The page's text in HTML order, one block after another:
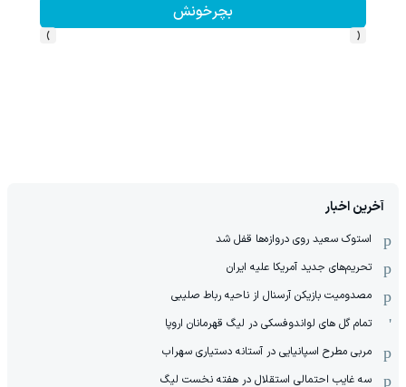
کلیک کن!
‹
›
آخرین اخبار
استوک سعید روی دروازه‌ها قفل شد
تحریم‌های جدید آمریکا علیه ایران
مصدومیت بازیکن آرسنال از ناحیه رباط صلیبی
تمام گل های لواندوفسکی در لیگ قهرمانان اروپا
مربی مطرح اسپانیایی در آستانه دستیاری سهراب
سه غایب احتمالی استقلال در هفته نخست لیگ